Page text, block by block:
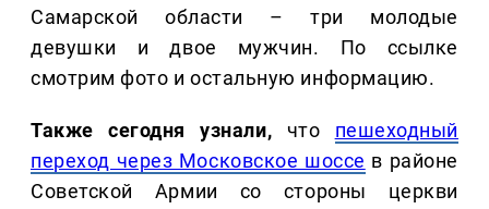
Самарской области – три молодые
девушки и двое мужчин. По ссылке
смотрим фото и остальную информацию.
Также сегодня узнали, что пешеходный
переход через Московское шоссе в районе
Советской Армии со стороны церкви